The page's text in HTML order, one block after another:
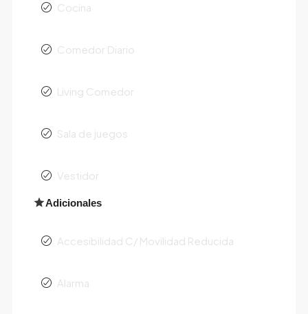
Cocina
Comedor Diario
Living Comedor
Sala de juegos
Vestidor
Adicionales
Accesibilidad C/ Movilidad Reducida
Alarma